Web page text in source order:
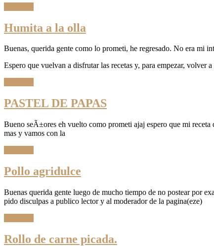
Humita a la olla
Buenas, querida gente como lo prometi, he regresado. No era mi
Espero que vuelvan a disfrutar las recetas y, para empezar, volver
PASTEL DE PAPAS
Bueno seÃ±ores eh vuelto como prometi ajaj espero que mi
mas y vamos con la
Pollo agridulce
Buenas querida gente luego de mucho tiempo de no postear por
pido disculpas a publico lector y al moderador de la pagina(eze)
Rollo de carne picada.